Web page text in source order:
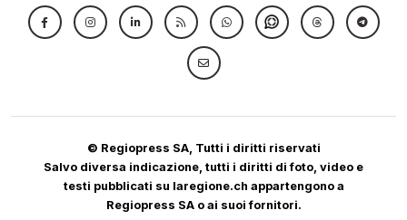
© Regiopress SA, Tutti i diritti riservati
Salvo diversa indicazione, tutti i diritti di foto, video e
testi pubblicati su laregione.ch appartengono a
Regiopress SA o ai suoi fornitori.